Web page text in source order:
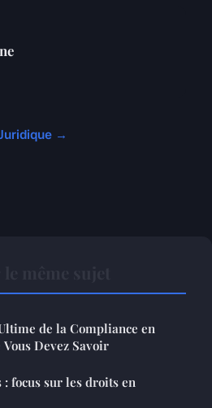
→
de la Compliance en
Devez Savoir
focus sur les droits en